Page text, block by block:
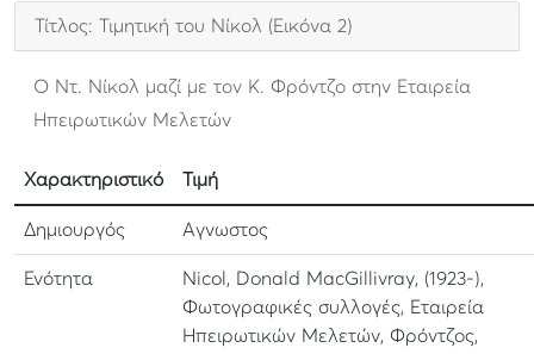
Τίτλος: Τιμητική του Νίκολ (Εικόνα 2)
Ο Ντ. Νίκολ μαζί με τον Κ. Φρόντζο στην Εταιρεία
Ηπειρωτικών Μελετών
Χαρακτηριστικό Τιμή
Δημιουργός Αγνωστος
Ενότητα
Nicol, Donald MacGillivray, (1923-),
Φωτογραφικές συλλογές, Εταιρεία
Ηπειρωτικών Μελετών, Φρόντζος,